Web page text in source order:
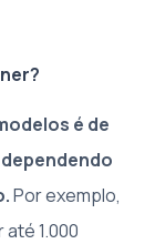
é de
Por exemplo,
1.000